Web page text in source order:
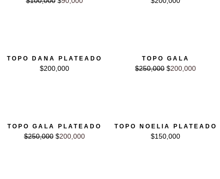
TOPO DANA PLATEADO
$200,000
TOPO GALA
$250,000 $200,000
TOPO GALA PLATEADO
$250,000 $200,000
TOPO NOELIA PLATEADO
$150,000